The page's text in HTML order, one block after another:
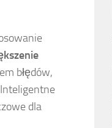
błędów,
dla